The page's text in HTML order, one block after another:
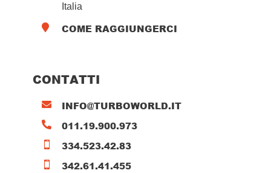
Italia
 COME RAGGIUNGERCI
CONTATTI
 INFO@TURBOWORLD.IT
 011.19.900.973
 334.523.42.83
 342.61.41.455